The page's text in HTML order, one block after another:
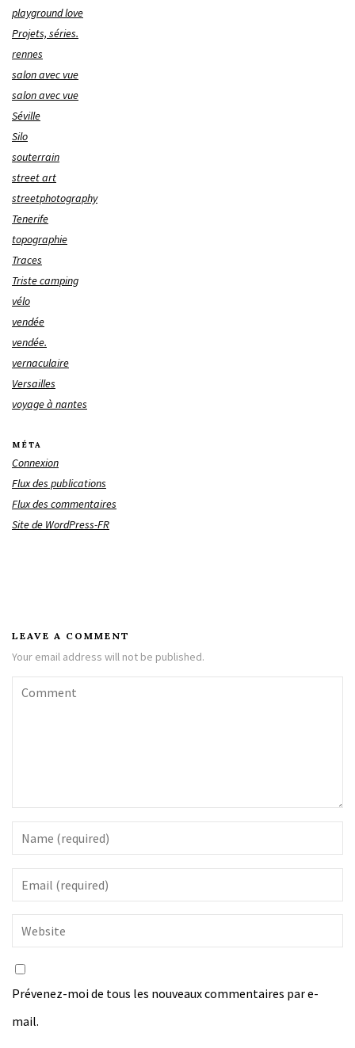
playground love
Projets, séries.
rennes
salon avec vue
salon avec vue
Séville
Silo
souterrain
street art
streetphotography
Tenerife
topographie
Traces
Triste camping
vélo
vendée
vendée.
vernaculaire
Versailles
voyage à nantes
MÉTA
Connexion
Flux des publications
Flux des commentaires
Site de WordPress-FR
LEAVE A COMMENT
Your email address will not be published.
Prévenez-moi de tous les nouveaux commentaires par e-
mail.